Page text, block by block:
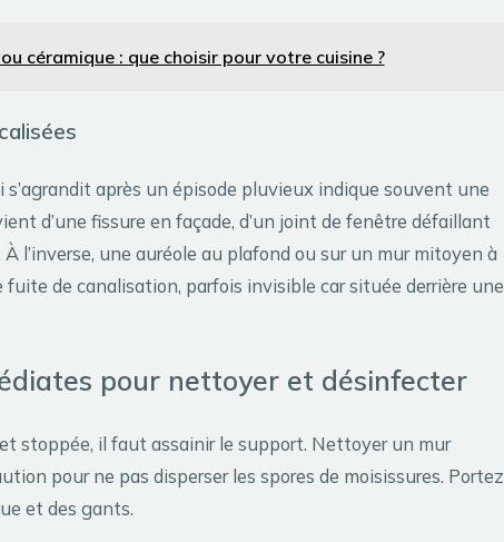
céramique : que choisir pour votre cuisine ?
après un épisode pluvieux indique souvent une
d’une fissure en façade, d’un joint de fenêtre défaillant
l’inverse, une auréole au plafond ou sur un mur mitoyen à
fuite de canalisation, parfois invisible car située derrière une
pour nettoyer et désinfecter
stoppée, il faut assainir le support. Nettoyer un mur
pour ne pas disperser les spores de moisissures. Portez
et des gants.